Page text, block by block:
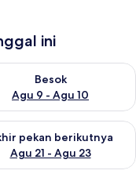
ini
8 - Agu 9
Besok
Agu 9 - Agu 10
ketersediaan untuk
Agu 14 - Agu 16
pekan berikutnya
Agu 21 - Agu 23
ketersediaan untuk